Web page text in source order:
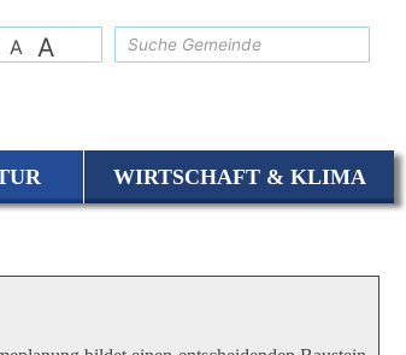
A A
WIRTSCHAFT & KLIMA